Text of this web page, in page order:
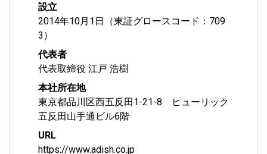
設立
2014年10月1日（東証グロースコード：709
3）
代表者
代表取締役 江戸 浩樹
本社所在地
東京都品川区西五反田1-21-8 ヒューリック
五反田山手通ビル6階
URL
https://www.adish.co.jp